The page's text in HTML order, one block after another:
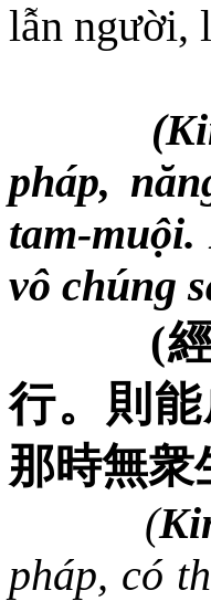
lẫn người,
pháp,
tam-
vô chúng
(
行。則
那時無衆
(
pháp, có